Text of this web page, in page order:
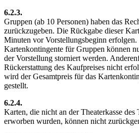
6.2.3.
Gruppen (ab 10 Personen) haben das
zurückzugeben. Die Rückgabe dieser
Minuten vor Vorstellungsbeginn
Kartenkontingente für Gruppen können
der Vorstellung storniert werden.
Rückerstattung des Kaufpreises nicht
wird der Gesamtpreis für das
gestellt.
6.2.4.
Karten, die nicht an der Theaterkasse
erworben wurden, können nicht